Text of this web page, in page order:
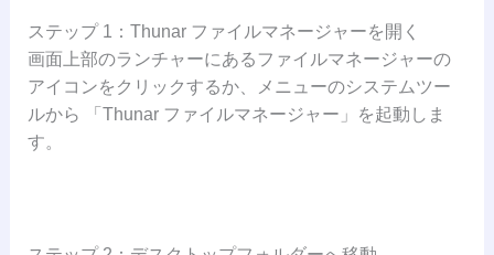
ステップ 1：Thunar ファイルマネージャーを開く
画面上部のランチャーにあるファイルマネージャーの
アイコンをクリックするか、メニューのシステムツー
ルから 「Thunar ファイルマネージャー」を起動しま
す。